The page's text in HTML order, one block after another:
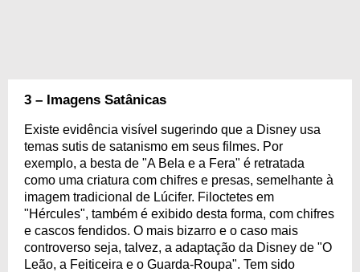
3 – Imagens Satânicas
Existe evidência visível sugerindo que a Disney usa
temas sutis de satanismo em seus filmes. Por
exemplo, a besta de "A Bela e a Fera" é retratada
como uma criatura com chifres e presas, semelhante à
imagem tradicional de Lúcifer. Filoctetes em
"Hércules", também é exibido desta forma, com chifres
e cascos fendidos. O mais bizarro e o caso mais
controverso seja, talvez, a adaptação da Disney de "O
Leão, a Feiticeira e o Guarda-Roupa". Tem sido